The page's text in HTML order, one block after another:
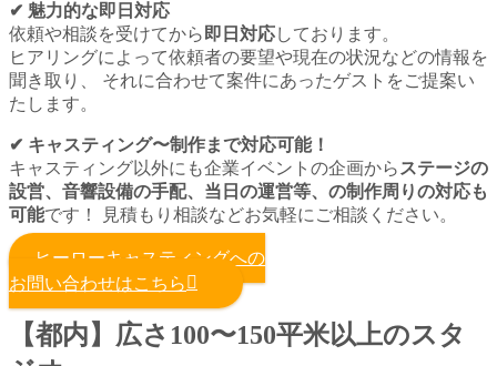
✔︎ 魅力的な即日対応
依頼や相談を受けてから 即日対応しております。
ヒアリングによって依頼者の要望や現在の状況などの情報を
聞き取り、 それに合わせて案件にあったゲストをご提案い
たします。
✔︎ キャスティング〜制作まで対応可能！
キャスティング以外にも企業イベントの企画から ステージの
設営、音響設備の手配、当日の運営等、の制作周りの対応も
可能です！ 見積もり相談などお気軽にご相談ください。
ヒーローキャスティングへの
お問い合わせはこちら
【都内】広さ100〜150平米以上のスタ